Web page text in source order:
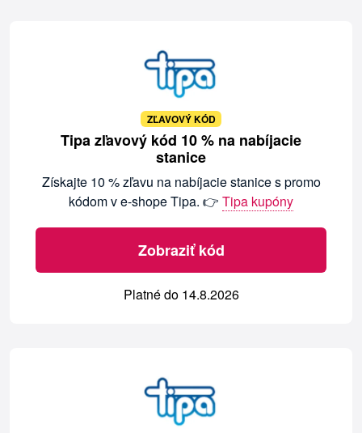
ZĽAVOVÝ KÓD
Tipa zľavový kód 10 % na nabíjacie
stanice
Získajte 10 % zľavu na nabíjacie stanice s promo
kódom v e-shope Tipa. 👉 Tipa kupóny
Zobraziť kód
Platné do 14.8.2026